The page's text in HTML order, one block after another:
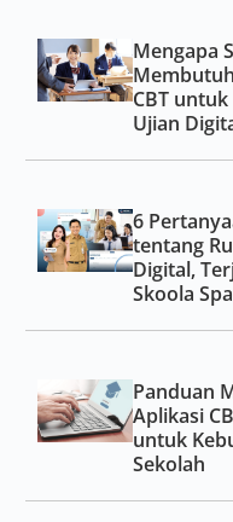
Mengapa
CBT
Ujian
6
tentang
Digital,
Skoola
Panduan
Aplikasi
untuk
Sekolah